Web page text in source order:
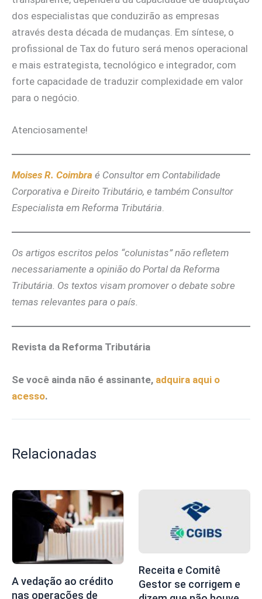
dos especialistas que conduzirão as empresas
através desta década de mudanças. Em síntese, o
profissional de Tax do futuro será menos operacional
e mais estrategista, tecnológico e integrador, com
forte capacidade de traduzir complexidade em valor
para o negócio.
Atenciosamente!
Moises R. Coimbra é Consultor em Contabilidade
Corporativa e Direito Tributário, e também Consultor
Especialista em Reforma Tributária
Os artigos escritos pelos “colunistas” não refletem
necessariamente a opinião do Portal da Reforma
Tributária. Os textos visam promover o debate sobre
temas relevantes para o país.
Revista da Reforma Tributária
Se você ainda não é assinante, adquira aqui o
acesso.
Relacionadas
A vedação ao crédito
nas operações de
Receita e Comitê
Gestor se corrigem e